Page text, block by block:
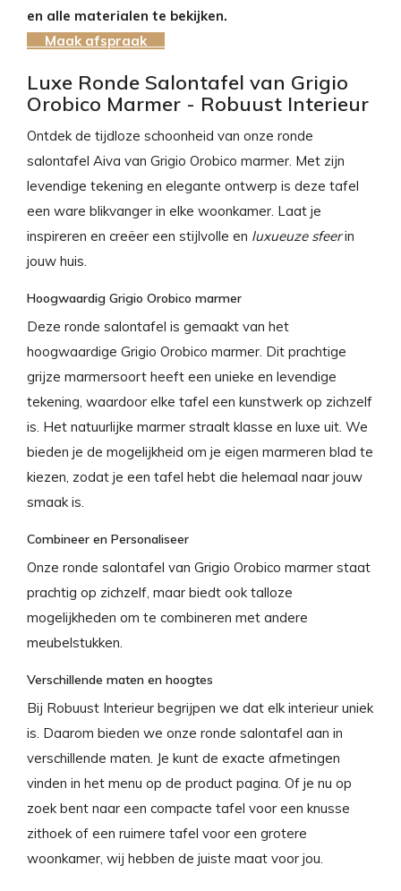
en alle materialen te bekijken.
Maak afspraak
Luxe Ronde Salontafel van Grigio
Orobico Marmer - Robuust Interieur
Ontdek de tijdloze schoonheid van onze ronde
salontafel Aiva van Grigio Orobico marmer. Met zijn
levendige tekening en elegante ontwerp is deze tafel
een ware blikvanger in elke woonkamer. Laat je
inspireren en creëer een stijlvolle en luxueuze sfeerin
jouw huis.
Hoogwaardig Grigio Orobico marmer
Deze ronde salontafel is gemaakt van het
hoogwaardige Grigio Orobico marmer. Dit prachtige
grijze marmersoort heeft een unieke en levendige
tekening, waardoor elke tafel een kunstwerk op zichzelf
is. Het natuurlijke marmer straalt klasse en luxe uit. We
bieden je de mogelijkheid om je eigen marmeren blad te
kiezen, zodat je een tafel hebt die helemaal naar jouw
smaak is.
Combineer en Personaliseer
Onze ronde salontafel van Grigio Orobico marmer staat
prachtig op zichzelf, maar biedt ook talloze
mogelijkheden om te combineren met andere
meubelstukken.
Verschillende maten en hoogtes
Bij Robuust Interieur begrijpen we dat elk interieur uniek
is. Daarom bieden we onze ronde salontafel aan in
verschillende maten. Je kunt de exacte afmetingen
vinden in het menu op de product pagina. Of je nu op
zoek bent naar een compacte tafel voor een knusse
zithoek of een ruimere tafel voor een grotere
woonkamer, wij hebben de juiste maat voor jou.